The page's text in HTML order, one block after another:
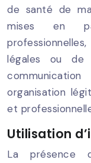
de santé de
mises en
légales ou de
organisation
et
Utilisation
La présence